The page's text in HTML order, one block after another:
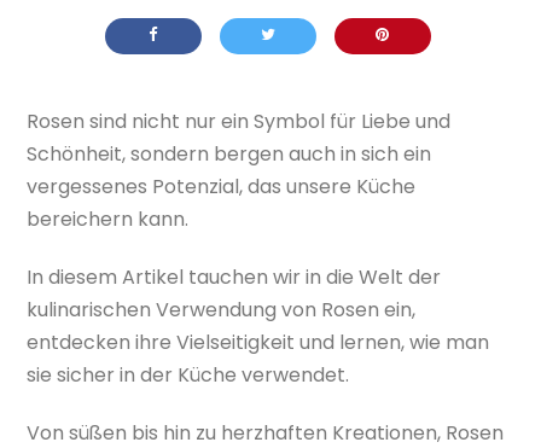
Rosen sind nicht nur ein Symbol für Liebe und
Schönheit, sondern bergen auch in sich ein
vergessenes Potenzial, das unsere Küche
bereichern kann.
In diesem Artikel tauchen wir in die Welt der
kulinarischen Verwendung von Rosen ein,
entdecken ihre Vielseitigkeit und lernen, wie man
sie sicher in der Küche verwendet.
Von süßen bis hin zu herzhaften Kreationen, Rosen